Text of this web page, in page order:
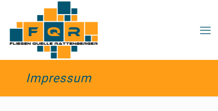
Impressum